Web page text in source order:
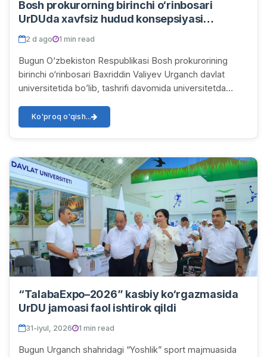
Bosh prokurorning birinchi o‘rinbosari
UrDUda xavfsiz hudud konsepsiyasi
bo‘yicha amaliy ishlar bilan tanishdi
2 d ago 1 min read
Bugun O‘zbekiston Respublikasi Bosh prokurorining
birinchi o‘rinbosari Baxriddin Valiyev Urganch davlat
universitetida bo’lib, tashrifi davomida universitetda
Ko'proq o'qish...
“TalabaExpo–2026” kasbiy ko‘rgazmasida
UrDU jamoasi faol ishtirok qildi
31-iyul, 2026 1 min read
Bugun Urganch shahridagi “Yoshlik” sport majmuasida